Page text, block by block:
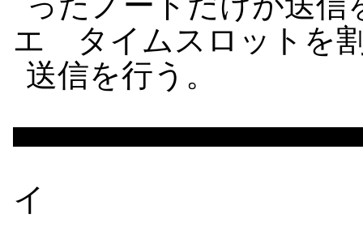
エ タイムスロットを
送信を行う。
イ